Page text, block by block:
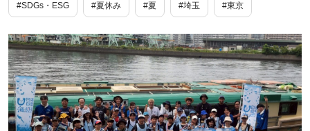
#SDGs・ESG #夏休み #夏 #埼玉 #東京